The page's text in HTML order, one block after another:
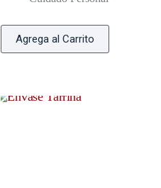
Agrega al Carrito